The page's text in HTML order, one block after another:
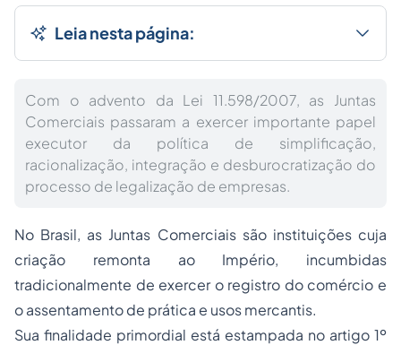
Leia nesta página:
Com o advento da Lei 11.598/2007, as Juntas
Comerciais passaram a exercer importante papel
executor da política de simplificação,
racionalização, integração e desburocratização do
processo de legalização de empresas.
No Brasil, as Juntas Comerciais são instituições cuja
criação remonta ao Império, incumbidas
tradicionalmente de exercer o registro do comércio e
o assentamento de prática e usos mercantis.
Sua finalidade primordial está estampada no artigo 1º